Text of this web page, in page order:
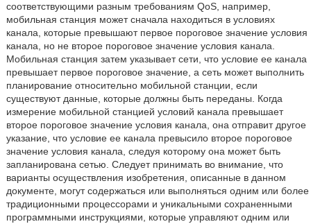
соответствующими разным требованиям QoS, например,
мобильная станция может сначала находиться в условиях
канала, которые превышают первое пороговое значение условия
канала, но не второе пороговое значение условия канала.
Мобильная станция затем указывает сети, что условие ее канала
превышает первое пороговое значение, а сеть может выполнить
планирование относительно мобильной станции, если
существуют данные, которые должны быть переданы. Когда
измерение мобильной станцией условий канала превышает
второе пороговое значение условия канала, она отправит другое
указание, что условие ее канала превысило второе пороговое
значение условия канала, следуя которому она может быть
запланирована сетью. Следует принимать во внимание, что
варианты осуществления изобретения, описанные в данном
документе, могут содержаться или выполняться одним или более
традиционными процессорами и уникальными сохраненными
программными инструкциями, которые управляют одним или